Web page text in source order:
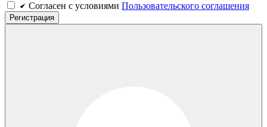
Cогласен c условиями Пользовательского соглашения